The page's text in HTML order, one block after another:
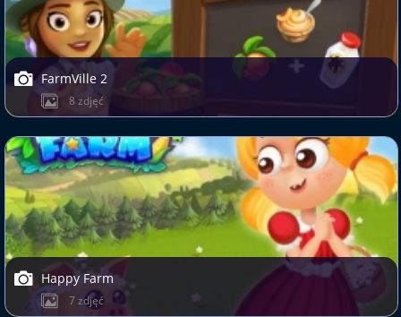
FarmVille 2
8 zdjęć
Happy Farm
7 zdjęć